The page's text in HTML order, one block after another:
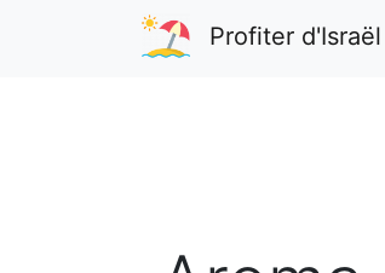
Profiter d'Israël